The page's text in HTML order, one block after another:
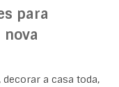
para
a casa toda,